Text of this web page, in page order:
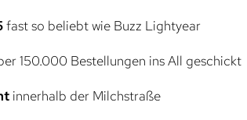
fast so beliebt wie Buzz Lightyear
150.000 Bestellungen ins All geschickt
innerhalb der Milchstraße